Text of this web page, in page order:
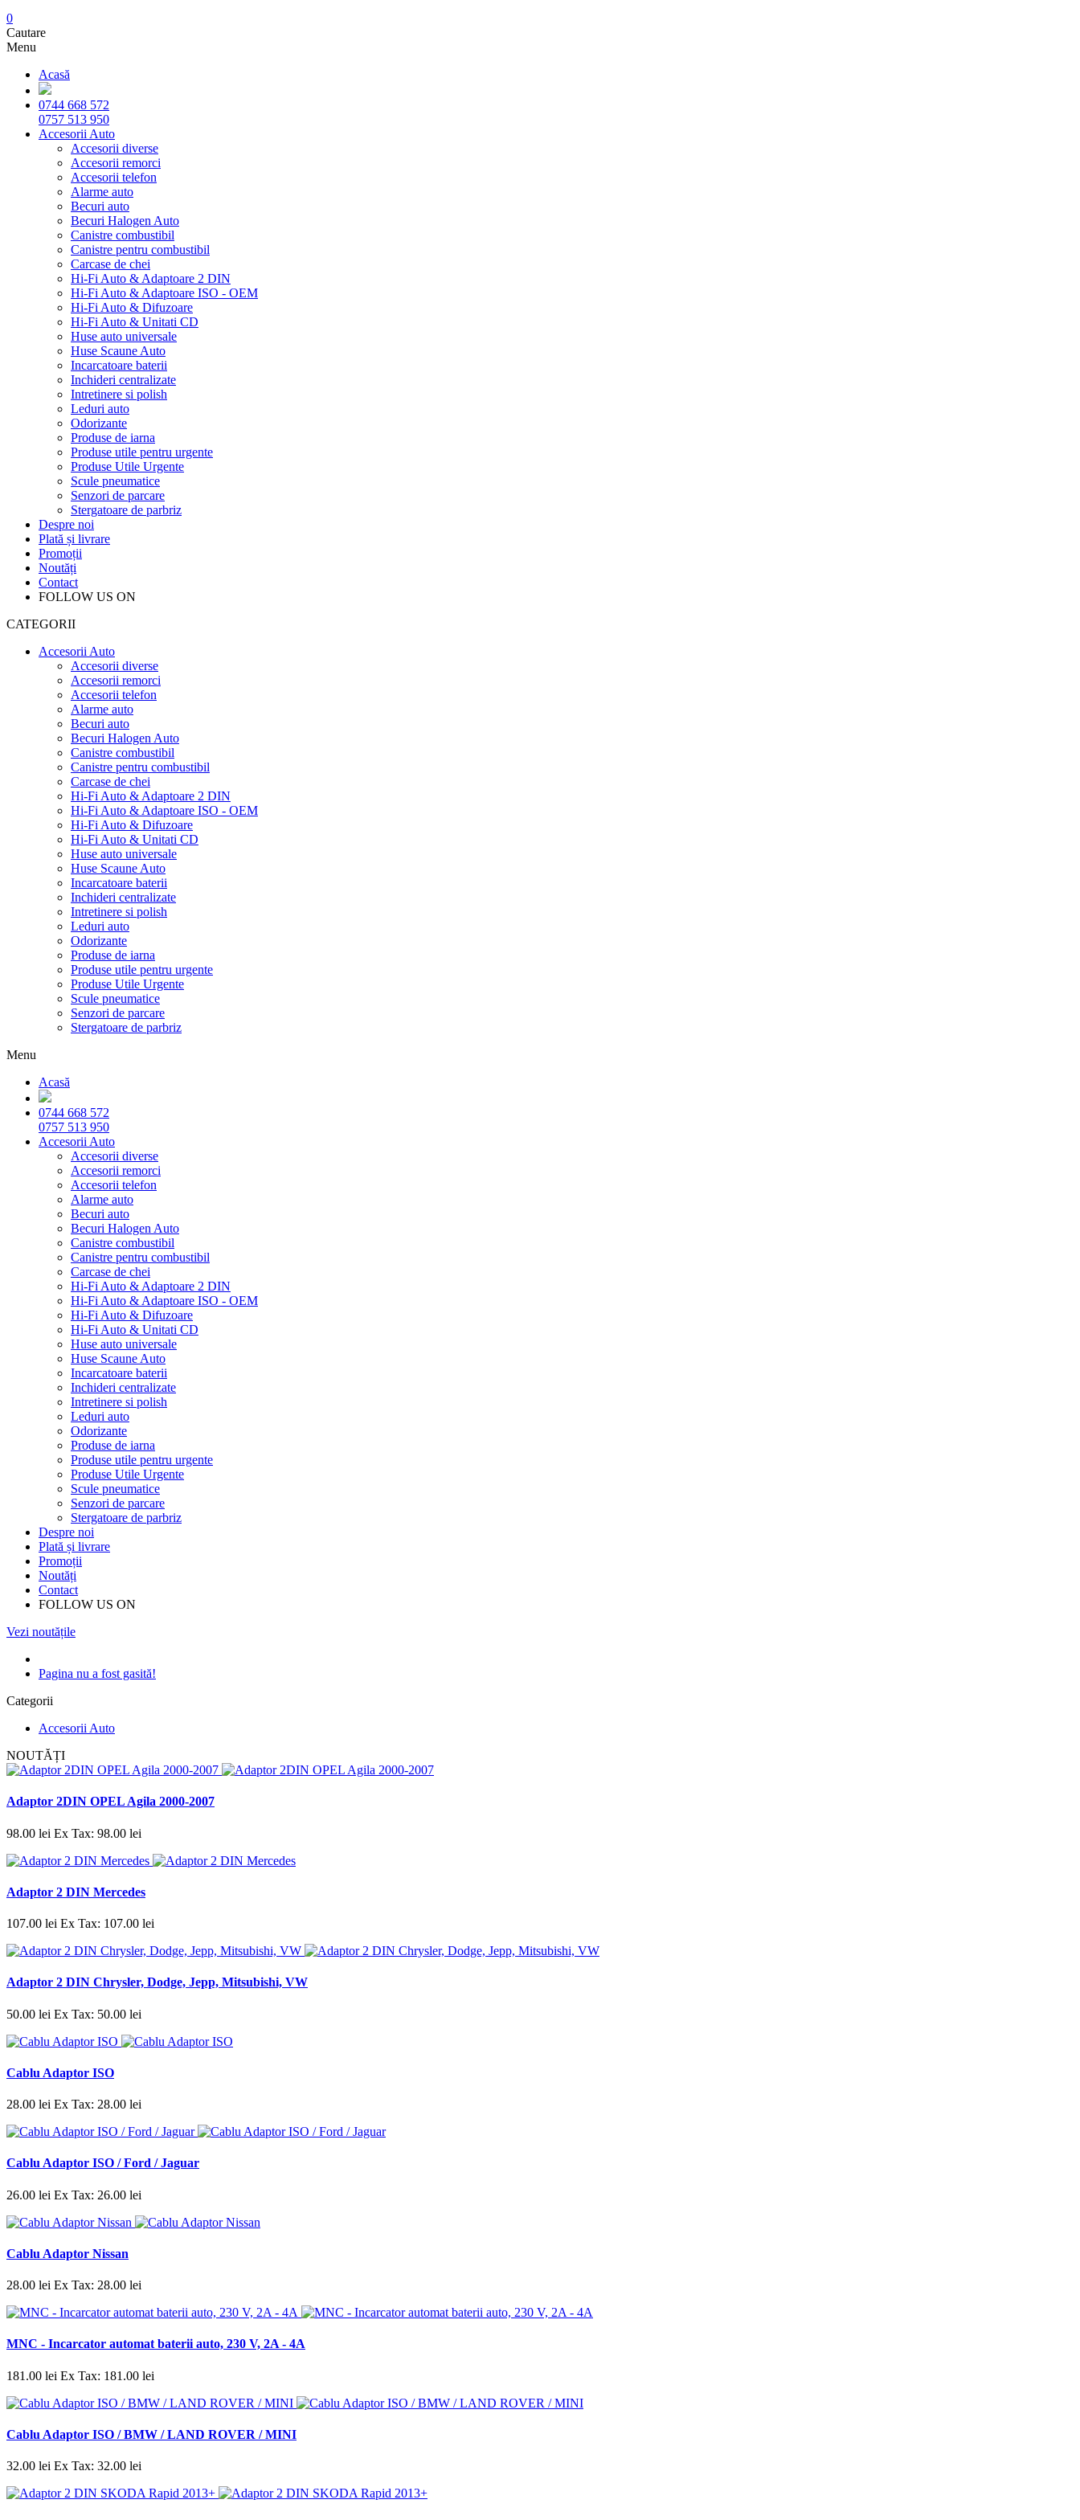
0
Cautare
Menu
Acasă
0744 668 572
0757 513 950
Accesorii Auto
Accesorii diverse
Accesorii remorci
Accesorii telefon
Alarme auto
Becuri auto
Becuri Halogen Auto
Canistre combustibil
Canistre pentru combustibil
Carcase de chei
Hi-Fi Auto & Adaptoare 2 DIN
Hi-Fi Auto & Adaptoare ISO - OEM
Hi-Fi Auto & Difuzoare
Hi-Fi Auto & Unitati CD
Huse auto universale
Huse Scaune Auto
Incarcatoare baterii
Inchideri centralizate
Intretinere si polish
Leduri auto
Odorizante
Produse de iarna
Produse utile pentru urgente
Produse Utile Urgente
Scule pneumatice
Senzori de parcare
Stergatoare de parbriz
Despre noi
Plată și livrare
Promoții
Noutăți
Contact
FOLLOW US ON
CATEGORII
Accesorii Auto
Accesorii diverse
Accesorii remorci
Accesorii telefon
Alarme auto
Becuri auto
Becuri Halogen Auto
Canistre combustibil
Canistre pentru combustibil
Carcase de chei
Hi-Fi Auto & Adaptoare 2 DIN
Hi-Fi Auto & Adaptoare ISO - OEM
Hi-Fi Auto & Difuzoare
Hi-Fi Auto & Unitati CD
Huse auto universale
Huse Scaune Auto
Incarcatoare baterii
Inchideri centralizate
Intretinere si polish
Leduri auto
Odorizante
Produse de iarna
Produse utile pentru urgente
Produse Utile Urgente
Scule pneumatice
Senzori de parcare
Stergatoare de parbriz
Menu
Acasă
0744 668 572
0757 513 950
Accesorii Auto
Accesorii diverse
Accesorii remorci
Accesorii telefon
Alarme auto
Becuri auto
Becuri Halogen Auto
Canistre combustibil
Canistre pentru combustibil
Carcase de chei
Hi-Fi Auto & Adaptoare 2 DIN
Hi-Fi Auto & Adaptoare ISO - OEM
Hi-Fi Auto & Difuzoare
Hi-Fi Auto & Unitati CD
Huse auto universale
Huse Scaune Auto
Incarcatoare baterii
Inchideri centralizate
Intretinere si polish
Leduri auto
Odorizante
Produse de iarna
Produse utile pentru urgente
Produse Utile Urgente
Scule pneumatice
Senzori de parcare
Stergatoare de parbriz
Despre noi
Plată și livrare
Promoții
Noutăți
Contact
FOLLOW US ON
Vezi noutățile
Pagina nu a fost gasită!
Categorii
Accesorii Auto
NOUTĂȚI
Adaptor 2DIN OPEL Agila 2000-2007
98.00 lei Ex Tax: 98.00 lei
Adaptor 2 DIN Mercedes
107.00 lei Ex Tax: 107.00 lei
Adaptor 2 DIN Chrysler, Dodge, Jepp, Mitsubishi, VW
50.00 lei Ex Tax: 50.00 lei
Cablu Adaptor ISO
28.00 lei Ex Tax: 28.00 lei
Cablu Adaptor ISO / Ford / Jaguar
26.00 lei Ex Tax: 26.00 lei
Cablu Adaptor Nissan
28.00 lei Ex Tax: 28.00 lei
MNC - Incarcator automat baterii auto, 230 V, 2A - 4A
181.00 lei Ex Tax: 181.00 lei
Cablu Adaptor ISO / BMW / LAND ROVER / MINI
32.00 lei Ex Tax: 32.00 lei